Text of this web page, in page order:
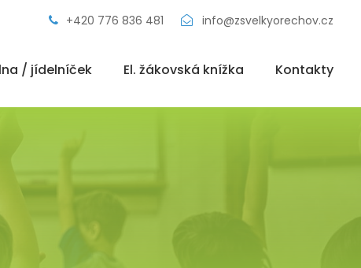
+420 776 836 481 info@zsvelkyorechov.cz
/ jídelníček El. žákovská knížka Kontakty